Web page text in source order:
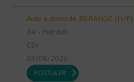
Aide à domicile BERANGE (H/F)
34 - Hérault
CDI
03/08/2026
POSTULER